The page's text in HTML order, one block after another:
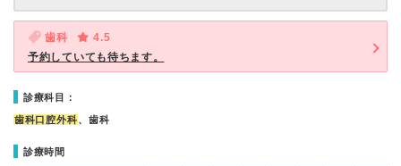
歯科
4.5
予約していても待ちます。
診療科目：
歯科口腔外科、歯科
診療時間